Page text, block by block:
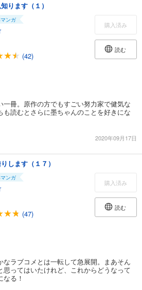
ります（１）
ンガ
(42)
購入済み
読む
冊。原作の方でもすごい努力家で健気な
読むとさらに墨ちゃんのことを好きにな
2020年09月17日
します（１７）
ンガ
(47)
購入済み
読む
なラブコメとは一転して急展開。まあそん
思ってはいたけれど、これからどうなって
る！